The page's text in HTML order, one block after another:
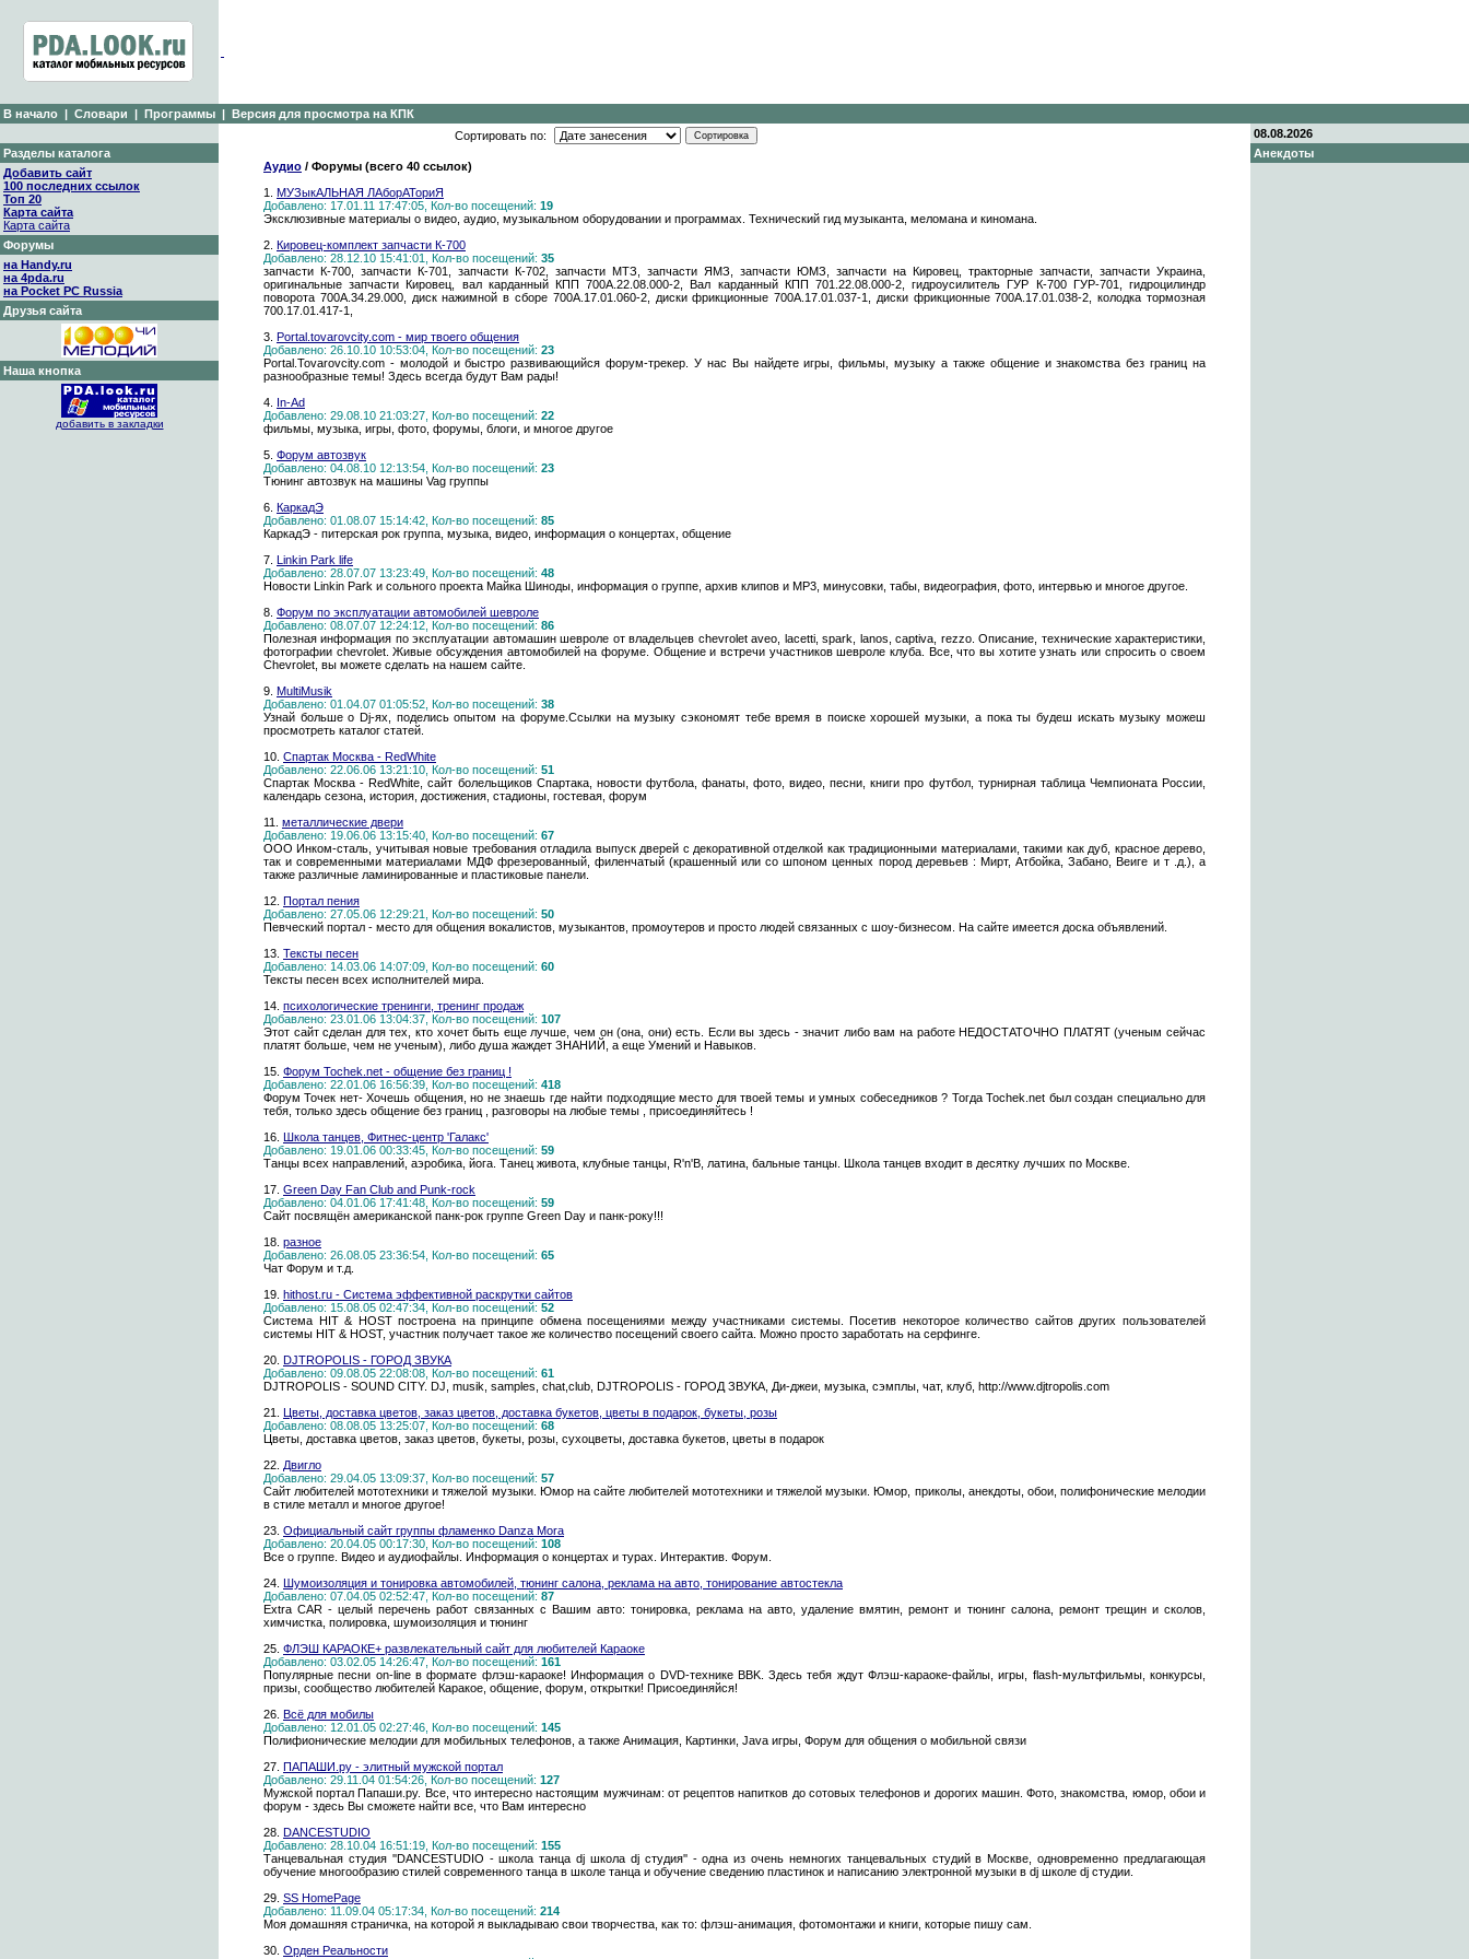
В начало | Словари | Программы | Версия для просмотра на КПК
Разделы каталога
Добавить сайт
100 последних ссылок
Топ 20
Карта сайта
Карта сайта
Форумы
на Handy.ru
на 4pda.ru
на Pocket PC Russia
Друзья сайта
Наша кнопка
добавить в закладки
Сортировать по:
Аудио / Форумы (всего 40 ссылок)
1. МУЗыкАЛЬНАЯ ЛАборАТориЯ
Добавлено: 17.01.11 17:47:05, Кол-во посещений: 19
Эксклюзивные материалы о видео, аудио, музыкальном оборудовании и программах. Технический гид музыканта, меломана и киномана.
2. Кировец-комплект запчасти К-700
Добавлено: 28.12.10 15:41:01, Кол-во посещений: 35
запчасти К-700, запчасти К-701, запчасти К-702, запчасти МТЗ, запчасти ЯМЗ, запчасти ЮМЗ, запчасти на Кировец, тракторные запчасти, запчасти Украина,
оригинальные запчасти Кировец, вал карданный КПП 700А.22.08.000-2, Вал карданный КПП 701.22.08.000-2, гидроусилитель ГУР К-700 ГУР-701, гидроцилиндр
поворота 700А.34.29.000, диск нажимной в сборе 700А.17.01.060-2, диски фрикционные 700А.17.01.037-1, диски фрикционные 700А.17.01.038-2, колодка тормозная
700.17.01.417-1,
3. Portal.tovarovcity.com - мир твоего общения
Добавлено: 26.10.10 10:53:04, Кол-во посещений: 23
Portal.Tovarovcity.com - молодой и быстро развивающийся форум-трекер. У нас Вы найдете игры, фильмы, музыку а также общение и знакомства без границ на
разнообразные темы! Здесь всегда будут Вам рады!
4. In-Ad
Добавлено: 29.08.10 21:03:27, Кол-во посещений: 22
фильмы, музыка, игры, фото, форумы, блоги, и многое другое
5. Форум автозвук
Добавлено: 04.08.10 12:13:54, Кол-во посещений: 23
Тюнинг автозвук на машины Vag группы
6. КаркадЭ
Добавлено: 01.08.07 15:14:42, Кол-во посещений: 85
КаркадЭ - питерская рок группа, музыка, видео, информация о концертах, общение
7. Linkin Park life
Добавлено: 28.07.07 13:23:49, Кол-во посещений: 48
Новости Linkin Park и сольного проекта Майка Шиноды, информация о группе, архив клипов и MP3, минусовки, табы, видеография, фото, интервью и многое другое.
8. Форум по эксплуатации автомобилей шевроле
Добавлено: 08.07.07 12:24:12, Кол-во посещений: 86
Полезная информация по эксплуатации автомашин шевроле от владельцев chevrolet aveo, lacetti, spark, lanos, captiva, rezzo. Описание, технические характеристики,
фотографии chevrolet. Живые обсуждения автомобилей на форуме. Общение и встречи участников шевроле клуба. Все, что вы хотите узнать или спросить о своем
Chevrolet, вы можете сделать на нашем сайте.
9. MultiMusik
Добавлено: 01.04.07 01:05:52, Кол-во посещений: 38
Узнай больше о Dj-ях, поделись опытом на форуме.Ссылки на музыку сэкономят тебе время в поиске хорошей музыки, а пока ты будеш искать музыку можеш
просмотреть каталог статей.
10. Спартак Москва - RedWhite
Добавлено: 22.06.06 13:21:10, Кол-во посещений: 51
Спартак Москва - RedWhite, сайт болельщиков Спартака, новости футбола, фанаты, фото, видео, песни, книги про футбол, турнирная таблица Чемпионата России,
календарь сезона, история, достижения, стадионы, гостевая, форум
11. металлические двери
Добавлено: 19.06.06 13:15:40, Кол-во посещений: 67
ООО Инком-сталь, учитывая новые требования отладила выпуск дверей с декоративной отделкой как традиционными материалами, такими как дуб, красное дерево,
так и современными материалами МДФ фрезерованный, филенчатый (крашенный или со шпоном ценных пород деревьев : Мирт, Атбойка, Забано, Веиге и т .д.), а
также различные ламинированные и пластиковые панели.
12. Портал пения
Добавлено: 27.05.06 12:29:21, Кол-во посещений: 50
Певческий портал - место для общения вокалистов, музыкантов, промоутеров и просто людей связанных с шоу-бизнесом. На сайте имеется доска объявлений.
13. Тексты песен
Добавлено: 14.03.06 14:07:09, Кол-во посещений: 60
Тексты песен всех исполнителей мира.
14. психологические тренинги, тренинг продаж
Добавлено: 23.01.06 13:04:37, Кол-во посещений: 107
Этот сайт сделан для тех, кто хочет быть еще лучше, чем он (она, они) есть. Если вы здесь - значит либо вам на работе НЕДОСТАТОЧНО ПЛАТЯТ (ученым сейчас
платят больше, чем не ученым), либо душа жаждет ЗНАНИЙ, а еще Умений и Навыков.
15. Форум Tochek.net - общение без границ !
Добавлено: 22.01.06 16:56:39, Кол-во посещений: 418
Форум Точек нет- Хочешь общения, но не знаешь где найти подходящие место для твоей темы и умных собеседников ? Тогда Tochek.net был создан специально для
тебя, только здесь общение без границ , разговоры на любые темы , присоединяйтесь !
16. Школа танцев, Фитнес-центр 'Галакс'
Добавлено: 19.01.06 00:33:45, Кол-во посещений: 59
Танцы всех направлений, аэробика, йога. Танец живота, клубные танцы, R'n'B, латина, бальные танцы. Школа танцев входит в десятку лучших по Москве.
17. Green Day Fan Club and Punk-rock
Добавлено: 04.01.06 17:41:48, Кол-во посещений: 59
Сайт посвящён американской панк-рок группе Green Day и панк-року!!!
18. разное
Добавлено: 26.08.05 23:36:54, Кол-во посещений: 65
Чат Форум и т.д.
19. hithost.ru - Система эффективной раскрутки сайтов
Добавлено: 15.08.05 02:47:34, Кол-во посещений: 52
Cистема HIT & HOST построена на принципе обмена посещениями между участниками системы. Посетив некоторое количество сайтов других пользователей
системы HIT & HOST, участник получает такое же количество посещений своего сайта. Можно просто заработать на серфинге.
20. DJTROPOLIS - ГОРОД ЗВУКА
Добавлено: 09.08.05 22:08:08, Кол-во посещений: 61
DJTROPOLIS - SOUND CITY. DJ, musik, samples, chat,club, DJTROPOLIS - ГОРОД ЗВУКА, Ди-джеи, музыка, сэмплы, чат, клуб, http://www.djtropolis.com
21. Цветы, доставка цветов, заказ цветов, доставка букетов, цветы в подарок, букеты, розы
Добавлено: 08.08.05 13:25:07, Кол-во посещений: 68
Цветы, доставка цветов, заказ цветов, букеты, розы, сухоцветы, доставка букетов, цветы в подарок
22. Двигло
Добавлено: 29.04.05 13:09:37, Кол-во посещений: 57
Сайт любителей мототехники и тяжелой музыки. Юмор на сайте любителей мототехники и тяжелой музыки. Юмор, приколы, анекдоты, обои, полифонические мелодии
в стиле металл и многое другое!
23. Официальный сайт группы фламенко Danza Mora
Добавлено: 20.04.05 00:17:30, Кол-во посещений: 108
Все о группе. Видео и аудиофайлы. Информация о концертах и турах. Интерактив. Форум.
24. Шумоизоляция и тонировка автомобилей, тюнинг салона, реклама на авто, тонирование автостекла
Добавлено: 07.04.05 02:52:47, Кол-во посещений: 87
Extra CAR - целый перечень работ связанных с Вашим авто: тонировка, реклама на авто, удаление вмятин, ремонт и тюнинг салона, ремонт трещин и сколов,
химчистка, полировка, шумоизоляция и тюнинг
25. ФЛЭШ КАРАОКЕ+ развлекательный сайт для любителей Караоке
Добавлено: 03.02.05 14:26:47, Кол-во посещений: 161
Популярные песни on-line в формате флэш-караоке! Информация о DVD-технике BBK. Здесь тебя ждут Флэш-караоке-файлы, игры, flash-мультфильмы, конкурсы,
призы, сообщество любителей Каракое, общение, форум, открытки! Присоединяйся!
26. Всё для мобилы
Добавлено: 12.01.05 02:27:46, Кол-во посещений: 145
Полифионические мелодии для мобильных телефонов, а также Анимация, Картинки, Java игры, Форум для общения о мобильной связи
27. ПАПАШИ.ру - элитный мужской портал
Добавлено: 29.11.04 01:54:26, Кол-во посещений: 127
Мужской портал Папаши.ру. Все, что интересно настоящим мужчинам: от рецептов напитков до сотовых телефонов и дорогих машин. Фото, знакомства, юмор, обои и
форум - здесь Вы сможете найти все, что Вам интересно
28. DANCESTUDIO
Добавлено: 28.10.04 16:51:19, Кол-во посещений: 155
Танцевальная студия ''DANCESTUDIO - школа танца dj школа dj студия'' - одна из очень немногих танцевальных студий в Москве, одновременно предлагающая
обучение многообразию стилей современного танца в школе танца и обучение сведению пластинок и написанию электронной музыки в dj школе dj студии.
29. SS HomePage
Добавлено: 11.09.04 05:17:34, Кол-во посещений: 214
Моя домашняя страничка, на которой я выкладываю свои творчества, как то: флэш-анимация, фотомонтажи и книги, которые пишу сам.
30. Орден Реальности
08.08.2026
Анекдоты